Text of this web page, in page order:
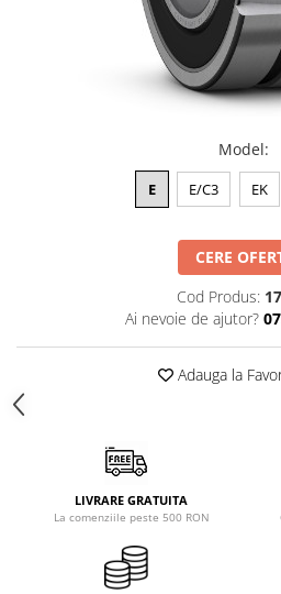
Model:
E E/C3 EK
CERE
Cod Produs:
Ai nevoie de ajutor?
Adauga la
LIVRARE GRATUITA
La comenziile peste 500 RON